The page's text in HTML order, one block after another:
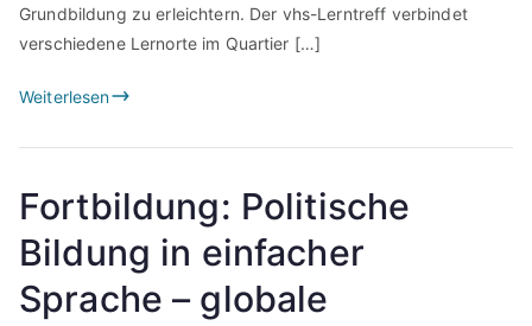
Grundbildung zu erleichtern. Der vhs-Lerntreff verbindet
verschiedene Lernorte im Quartier […]
Weiterlesen
Fortbildung: Politische
Bildung in einfacher
Sprache – globale